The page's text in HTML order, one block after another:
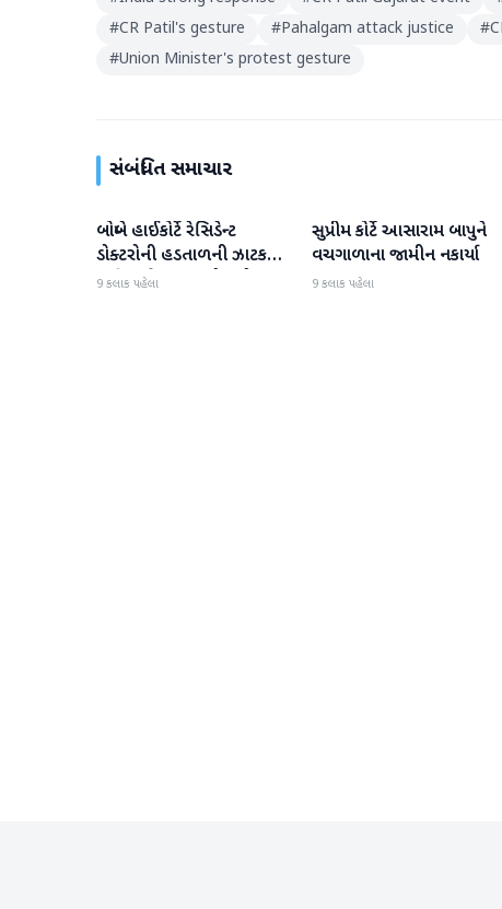
#CR Patil's gesture #Pahalgam attack justice #
#Union Minister's protest gesture
સંબંધિત સમાચાર
રાષ્ટ્રીય
બોમ્બે હાઈકોર્ટે રેસિડેન્ટ
ડોક્ટરોની હડતાળની ઝાટકણી
કાઢી, 'જો કામ ન હોય તો
9 કલાક પહેલા
રાષ્ટ્રીય
સુપ્રીમ કોર્ટે આસારામ બાપુને
વચગાળાના જામીન નકાર્યા
9 કલાક પહેલા